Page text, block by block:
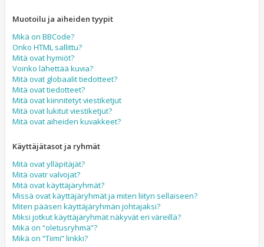
Muotoilu ja aiheiden tyypit
Mikä on BBCode?
Onko HTML sallittu?
Mitä ovat hymiöt?
Voinko lähettää kuvia?
Mitä ovat globaalit tiedotteet?
Mitä ovat tiedotteet?
Mitä ovat kiinnitetyt viestiketjut
Mitä ovat lukitut viestiketjut?
Mitä ovat aiheiden kuvakkeet?
Käyttäjätasot ja ryhmät
Mitä ovat ylläpitäjät?
Mitä ovatr valvojat?
Mitä ovat käyttäjäryhmät?
Missä ovat käyttäjäryhmät ja miten liityn sellaiseen?
Miten pääsen käyttäjäryhmän johtajaksi?
Miksi jotkut käyttäjäryhmät näkyvät eri väreillä?
Mikä on “oletusryhmä”?
Mikä on “Tiimi” linkki?